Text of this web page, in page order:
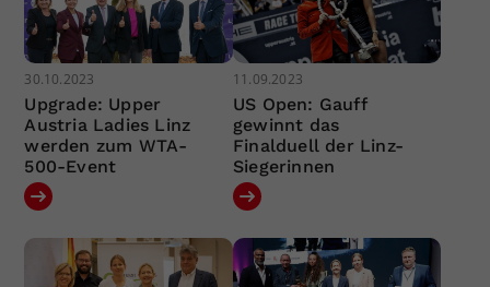
30.10.2023
Upgrade: Upper
Austria Ladies Linz
werden zum WTA-
500-Event
11.09.2023
US Open: Gauff
gewinnt das
Finalduell der Linz-
Siegerinnen